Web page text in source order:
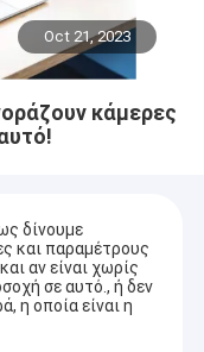
Oct 21, 2023
κάμερες
δίνουμε
και παραμέτρους
αν είναι χωρίς
σε αυτό., ή δεν
η οποία είναι η